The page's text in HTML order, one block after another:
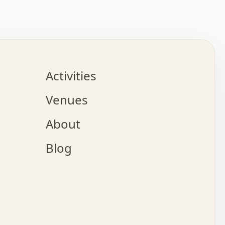
.   .   .   .   .   .   .   .   x   .   .   .   .
o   .   .   .   .   .   .   .   .   x   .   .   .
.   .   .   :   .   .   .   x   .   .   .   :   .
.   .   .   +   .   .   .   .   .   .   .   .   x
.   .   x   .   .   .   .   .   .   :   .   .   .
.   .   .   .   .   +   .   .   .   .   x   .   .
.   .   .   .   x   .   .   o   .   .   .   .   .
.   .   .   .   .   .   .   .   .   .   .   .   .
x   .   .   .   .   .   +   .   .   x   .   .   .
.   .   .   .   +   o   .   .   .   .   .   x   .
.   .   .   .   .   .   .   .   .   .   :   .   .
.   x   .   .   .   .   .   .   .   :   .   .   .
.   x   :   x   .   .   .   .   .   .   .   .   +
Activities
Venues
About
Blog